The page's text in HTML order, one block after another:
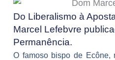
Do Liberalismo à
Marcel Lefebvre
Permanência.
O famoso bispo de